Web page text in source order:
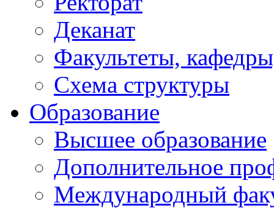
Деканат
Факультеты,
Схема структуры
Образование
Высшее образование
Дополнительное
Международный